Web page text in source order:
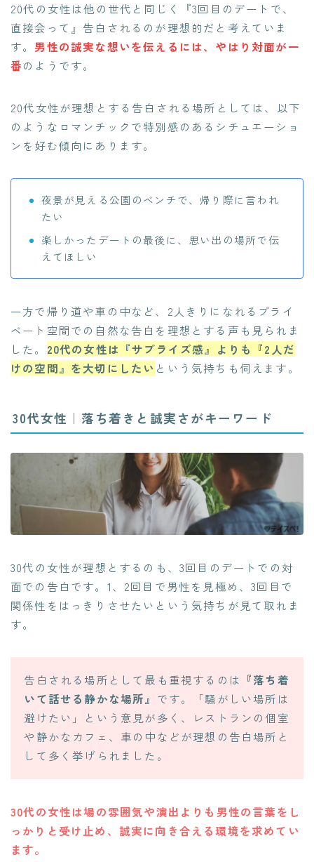
20代の女性は他の世代と同じく『3回目のデートで、
直接会って』告白されるのが理想的だと考えていま
す。 男性の誠実な想いを伝えるには、やはり対面が一
番のようです。
20代女性が理想とする告白される場所としては、以下
のようなロマンチックで特別感のあるシチュエーショ
ンを好む傾向にあります。
夜景が見える公園のベンチで、帰り際に言われ
たい
楽しかったデートの最後に、思い出の場所で伝
えてほしい
一方で帰り道や車の中など、2人きりになれるプライ
ベート空間での自然な告白を理想とする声も見られま
した。 20代の女性は『サプライズ感』よりも『2人だ
けの空間』を大切にしたい という気持ちも伺えます。
30代女性｜落ち着きと誠実さがキーワード
30代の女性が理想とするのも、3回目のデートでの対
面での告白です。1、2回目で男性を見極め、3回目で
関係性をはっきりさせたいという気持ちが見て取れま
す。
告白される場所として最も重視するのは 『落ち着
いて話せる静かな場所』 です。「騒がしい場所は
避けたい」という意見が多く、レストランの個室
や静かなカフェ、車の中などが理想の告白場所と
して多く挙げられました。
30代の女性は場の雰囲気や演出よりも男性の言葉をし
っかりと受け止め、誠実に向き合える環境を求めてい
ます。